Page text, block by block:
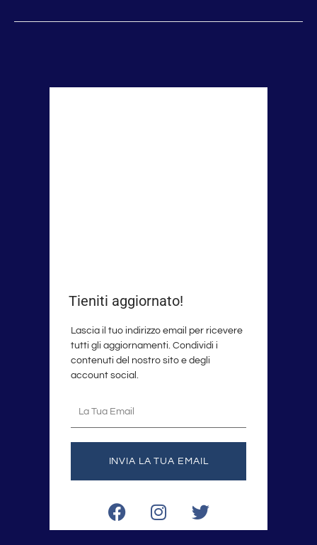
Tieniti aggiornato!
Lascia il tuo indirizzo email per ricevere
tutti gli aggiornamenti. Condividi i
contenuti del nostro sito e degli
account social.
INVIA LA TUA EMAIL
F
a
I
n
T
w